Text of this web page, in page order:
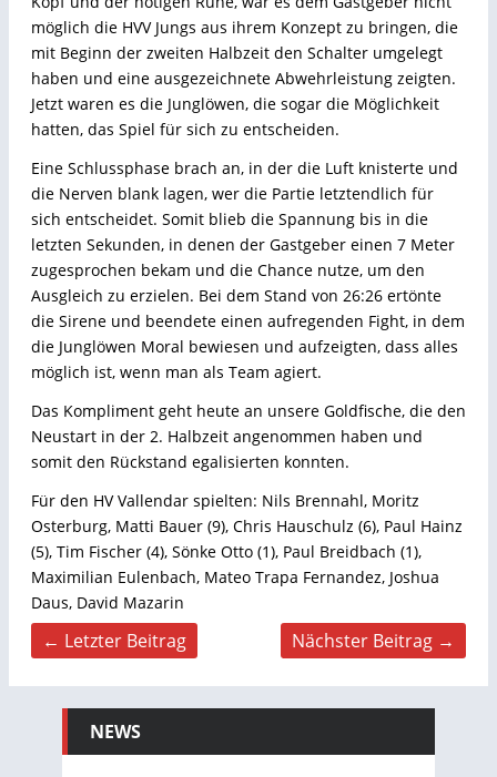
möglich die HVV Jungs aus ihrem Konzept zu bringen, die
mit Beginn der zweiten Halbzeit den Schalter umgelegt
haben und eine ausgezeichnete Abwehrleistung zeigten.
Jetzt waren es die Junglöwen, die sogar die Möglichkeit
hatten, das Spiel für sich zu entscheiden.
Eine Schlussphase brach an, in der die Luft knisterte und
die Nerven blank lagen, wer die Partie letztendlich für
sich entscheidet. Somit blieb die Spannung bis in die
letzten Sekunden, in denen der Gastgeber einen 7 Meter
zugesprochen bekam und die Chance nutze, um den
Ausgleich zu erzielen. Bei dem Stand von 26:26 ertönte
die Sirene und beendete einen aufregenden Fight, in dem
die Junglöwen Moral bewiesen und aufzeigten, dass alles
möglich ist, wenn man als Team agiert.
Das Kompliment geht heute an unsere Goldfische, die den
Neustart in der 2. Halbzeit angenommen haben und
somit den Rückstand egalisierten konnten.
Für den HV Vallendar spielten: Nils Brennahl, Moritz
Osterburg, Matti Bauer (9), Chris Hauschulz (6), Paul Hainz
(5), Tim Fischer (4), Sönke Otto (1), Paul Breidbach (1),
Maximilian Eulenbach, Mateo Trapa Fernandez, Joshua
Daus, David Mazarin
← Letzter Beitrag Nächster Beitrag →
NEWS